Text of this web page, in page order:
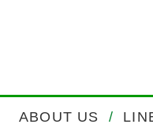
ABOUT US /